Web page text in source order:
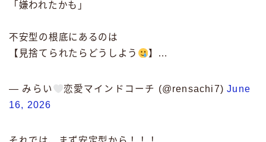
「嫌われたかも」
不安型の根底にあるのは
【見捨てられたらどうしよう
】…
— みらい 恋愛マインドコーチ (@rensachi7)June
16, 2026